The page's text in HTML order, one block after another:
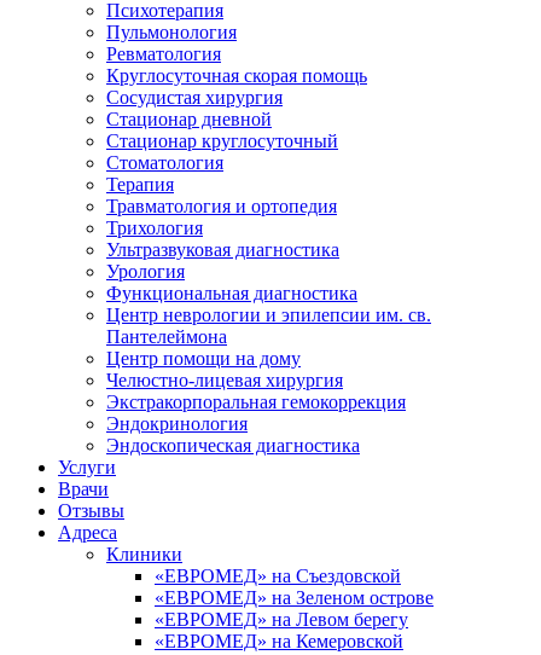
Психотерапия
Пульмонология
Ревматология
Круглосуточная скорая помощь
Сосудистая хирургия
Стационар дневной
Стационар круглосуточный
Стоматология
Терапия
Травматология и ортопедия
Трихология
Ультразвуковая диагностика
Урология
Функциональная диагностика
Центр неврологии и эпилепсии им. св.
Пантелеймона
Центр помощи на дому
Челюстно-лицевая хирургия
Экстракорпоральная гемокоррекция
Эндокринология
Эндоскопическая диагностика
Услуги
Врачи
Отзывы
Адреса
Клиники
«ЕВРОМЕД» на Съездовской
«ЕВРОМЕД» на Зеленом острове
«ЕВРОМЕД» на Левом берегу
«ЕВРОМЕД» на Кемеровской